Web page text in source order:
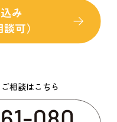
相談はこちら